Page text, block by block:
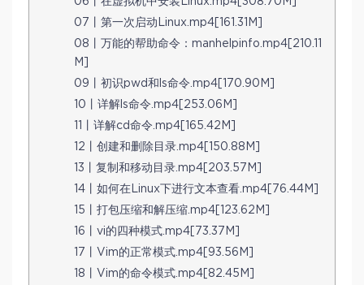
07丨第一次启动Linux.mp4[161.31M]
08丨万能的帮助命令：manhelpinfo.mp4[210.11
M]
09丨初识pwd和ls命令.mp4[170.90M]
10丨详解ls命令.mp4[253.06M]
11丨详解cd命令.mp4[165.42M]
12丨创建和删除目录.mp4[150.88M]
13丨复制和移动目录.mp4[203.57M]
14丨如何在Linux下进行文本查看.mp4[76.44M]
15丨打包压缩和解压缩.mp4[123.62M]
16丨vi的四种模式.mp4[73.37M]
17丨Vim的正常模式.mp4[93.56M]
18丨Vim的命令模式.mp4[82.45M]